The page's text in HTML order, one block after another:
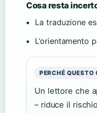
Cosa resta
La traduzione
L’orientamento
PERCHÉ QUESTO
Un lettore che
– riduce il